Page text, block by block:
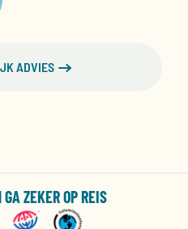
ADVIES
ZEKER OP REIS